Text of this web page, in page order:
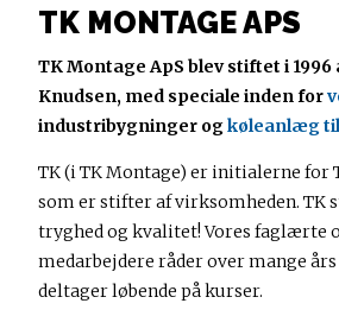
TK MONTAGE APS
TK Montage ApS blev stiftet i 1996
Knudsen, med speciale inden for
industribygninger ogkøleanlæg
TK (i TK Montage) er initialerne for
som er stifter af virksomheden. TK
tryghed og kvalitet! Vores faglærte
medarbejdere råder over mange
deltager løbende på kurser.